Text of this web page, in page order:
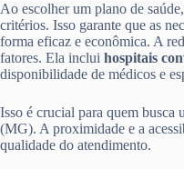
Ao escolher um plano de
critérios. Isso garante que as
forma eficaz e econômica. A
fatores. Ela inclui hospitais
disponibilidade de médicos e
Isso é crucial para quem busca
(MG). A proximidade e a
qualidade do atendimento.